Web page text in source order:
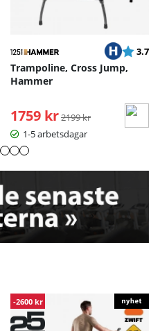
utav 5 stjärnor Betyg:
3.7
Trampoline, Cross Jump,
Hammer
1759 kr Ordinarie pris:
2199 kr
1-5 arbetsdagar
-2600 kr